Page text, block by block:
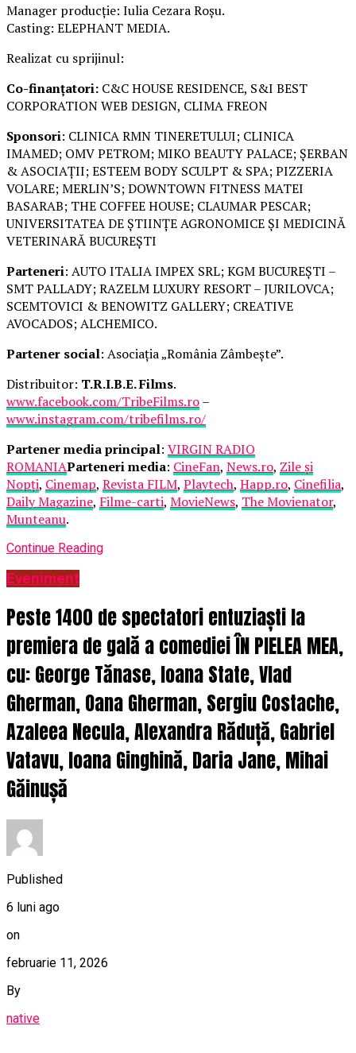
Manager producție: Iulia Cezara Roșu.
Casting: ELEPHANT MEDIA.
Realizat cu sprijinul:
Co-finanțatori: C&C HOUSE RESIDENCE, S&I BEST
CORPORATION WEB DESIGN, CLIMA FREON
Sponsori: CLINICA RMN TINERETULUI; CLINICA
IMAMED; OMV PETROM; MIKO BEAUTY PALACE; ȘERBAN
& ASOCIAȚII; ESTEEM BODY SCULPT & SPA; PIZZERIA
VOLARE; MERLIN’S; DOWNTOWN FITNESS MATEI
BASARAB; THE COFFEE HOUSE; CLAUMAR PESCAR;
UNIVERSITATEA DE ȘTIINȚE AGRONOMICE ȘI MEDICINĂ
VETERINARĂ BUCUREȘTI
Parteneri: AUTO ITALIA IMPEX SRL; KGM BUCUREȘTI –
SMT PALLADY; RAZELM LUXURY RESORT – JURILOVCA;
SCEMTOVICI & BENOWITZ GALLERY; CREATIVE
AVOCADOS; ALCHEMICO.
Partener social: Asociația „România Zâmbește”.
Distribuitor: T.R.I.B.E. Films.
www.facebook.com/TribeFilms.ro–
www.instagram.com/tribefilms.ro/
Partener media principal: VIRGIN RADIO
ROMANIAParteneri media: CineFan, News.ro, Zile și
Nopți, Cinemap, Revista FILM, Playtech, Happ.ro, Cinefilia,
Daily Magazine, Filme-carti, MovieNews, The Movienator,
Munteanu.
Continue Reading
Eveniment
Peste 1400 de spectatori entuziaști la
premiera de gală a comediei ÎN PIELEA MEA,
cu: George Tănase, Ioana State, Vlad
Gherman, Oana Gherman, Sergiu Costache,
Azaleea Necula, Alexandra Răduță, Gabriel
Vatavu, Ioana Ginghină, Daria Jane, Mihai
Găinușă
Published
6 luni ago
on
februarie 11, 2026
By
native